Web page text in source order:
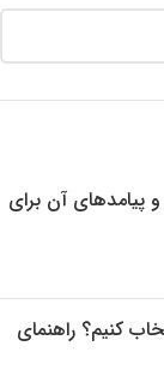
پیامدهای آن برای
کنیم؟ راهنمای